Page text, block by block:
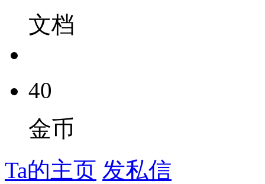
文档
40
金币
Ta的主页 发私信